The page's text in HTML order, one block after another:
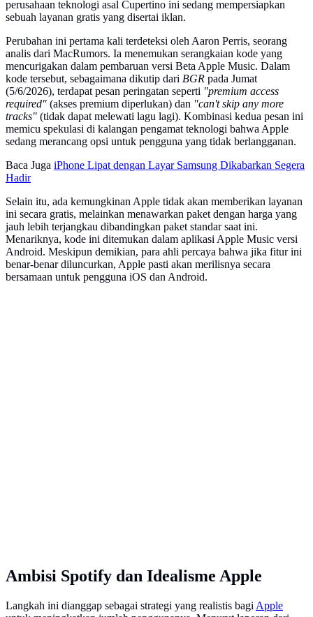
perusahaan teknologi asal Cupertino ini sedang mempersiapkan
sebuah layanan gratis yang disertai iklan.
Perubahan ini pertama kali terdeteksi oleh Aaron Perris, seorang
analis dari MacRumors. Ia menemukan serangkaian kode yang
mencurigakan dalam pembaruan versi Beta Apple Music. Dalam
kode tersebut, sebagaimana dikutip dari BGR pada Jumat
(5/6/2026), terdapat pesan peringatan seperti "premium access
required" (akses premium diperlukan) dan "can't skip any more
tracks" (tidak dapat melewati lagu lagi). Kombinasi kedua pesan ini
memicu spekulasi di kalangan pengamat teknologi bahwa Apple
sedang merancang opsi untuk pengguna yang tidak berlangganan.
Baca Juga iPhone Lipat dengan Layar Samsung Dikabarkan Segera
Hadir
Selain itu, ada kemungkinan Apple tidak akan memberikan layanan
ini secara gratis, melainkan menawarkan paket dengan harga yang
jauh lebih terjangkau dibandingkan paket standar saat ini.
Menariknya, kode ini ditemukan dalam aplikasi Apple Music versi
Android. Meskipun demikian, para ahli percaya bahwa jika fitur ini
benar-benar diluncurkan, Apple pasti akan merilisnya secara
bersamaan untuk pengguna iOS dan Android.
Ambisi Spotify dan Idealisme Apple
Langkah ini dianggap sebagai strategi yang realistis bagi Apple